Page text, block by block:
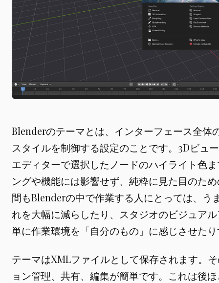
Blenderのテーマとは、インターフェース全体
スタイルを制御する設定のことです。3Dビュ
エディターで選択したノードのハイライト色
ングや機能には影響せず、純粋に見た目のた
間もBlenderの中で作業する人にとっては、う
れを大幅に減らしたり、スタジオのビジュア
単に作業環境を「自分のもの」に感じさせた
テーマはXMLファイルとして保存されます。
ョン管理、共有、編集が簡単です。これは後